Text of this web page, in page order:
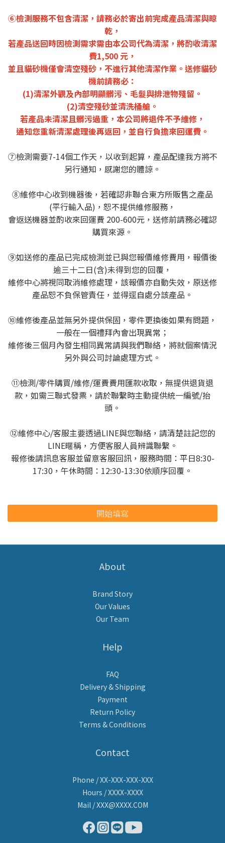
⑥檢測服務不包含清潔，請務必於寄出前完成產品清潔與晾
乾，
若產品送回時因檢測需求需由本公司代為清潔，將酌收清潔
費1,500 元，
並且貓砂機僅會清空殘砂，不進行其他清潔作業。送修貓砂
機前請務必：
(1)清潔外觀及內部明顯髒污、毛髮與排泄物殘留。
(2)清空殘砂並清洗桶艙。
若產品未清潔且髒污過重，本公司將退件不予維修，
通知您重新清潔處理後再返回，並自行負擔來回運費。
⑦檢測需要7-14個工作天，以收到起算，產品配達我方將不
另行通知，感謝您的體諒。
⑧維修中心收到機器後，若確認非聯合東方所販售之產品
(平行輸入品)，恕不提供維修服務，
會返送機器並酌收來回運費 200-600元，送修前請務必確認
購買來源。
⑨如送修的產品已完成檢測並已與您報價維修費用，報價後
逾三十二日(含)未得到您的回覆，
維修中心將視同取消維修處理，該報價亦自動失效，原送修
產品恕不負保管責任，並得逕自處分該產品。
⑩維修後產品並無另外提供保固，零件更換後如果有問題，
一般在一個禮拜內會出現異常；
維修後三個月內發生相同異常請與我們聯絡，將就個案情況
另外與公司討論處理方式。
⑪檢測/零件購買/維修/運費費用匯款收取，無提供退貨退
款，如需三聯式發票，請於聯繫時主動提供統一編號/抬
頭。
⑫維修中心/客服主要透過LINE與您聯絡，請清楚註記您的
LINE暱稱，方便客服人員辨識聯繫。
報修後請訊息客服並留意客服回訊，服務時間：平日8:30-
17:30，午休時間：12:30-13:30依順序回覆。
開始填寫
About
Brand Story
Our Values
Our Team
Help
FAQ
Delivery & Shipping
Payment
Return Policy
Terms & Conditions
Contact
Phone / XX-XXX-XXX-XXX
Hours / XXXX-XXXX
Mail / XXX@XXXX.COM